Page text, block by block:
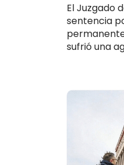
El Juzgado
sentencia
sufrió una